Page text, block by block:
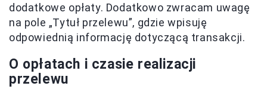
dodatkowe opłaty. Dodatkowo zwracam uwagę
na pole „Tytuł przelewu”, gdzie wpisuję
odpowiednią informację dotyczącą transakcji.
O opłatach i czasie realizacji
przelewu